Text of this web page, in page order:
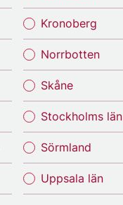
Kronoberg
Norrbotten
Skåne
Stockholms län
Sörmland
Uppsala län